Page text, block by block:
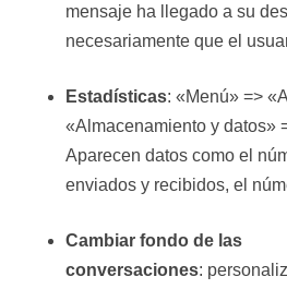
mensaje ha llegado a su
necesariamente que el
Estadísticas: «Menú» =>
«Almacenamiento y datos»
Aparecen datos como el
enviados y recibidos, el
Cambiar fondo de las
conversaciones: